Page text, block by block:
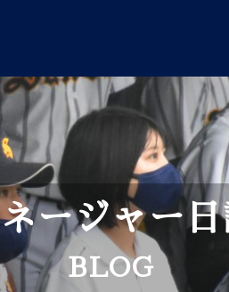
ージャー
BLOG